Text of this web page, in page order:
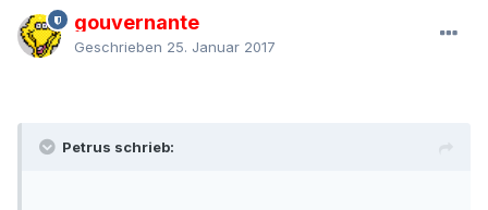
gouvernante
Geschrieben 25. Januar 2017
Petrus schrieb: